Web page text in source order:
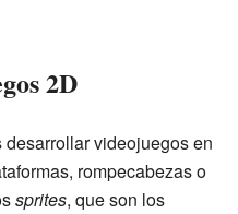
2D
videojuegos en
rompecabezas o
sprites, que son los